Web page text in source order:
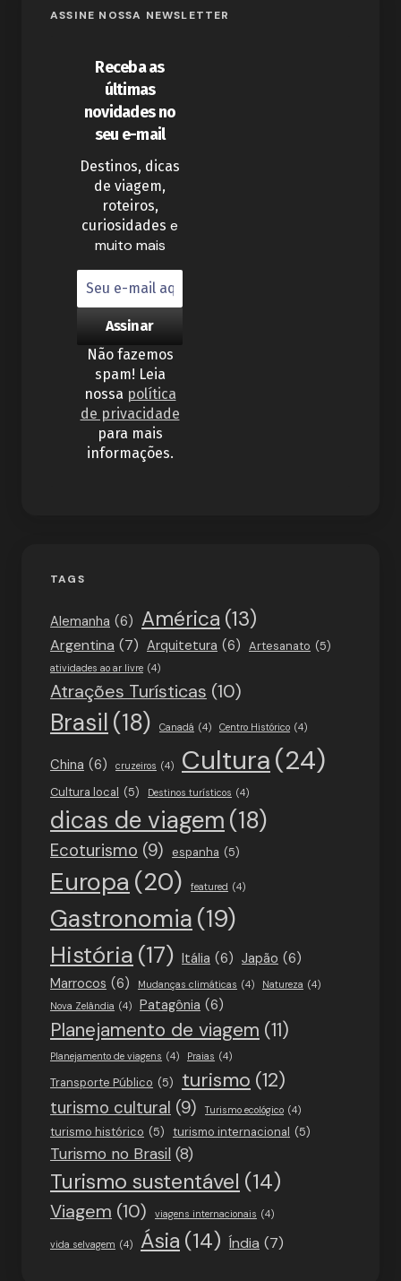
ASSINE NOSSA NEWSLETTER
Receba as
últimas
novidades no
seu e-mail
Destinos, dicas
de viagem,
roteiros,
curiosidades e
muito mais
Não fazemos
spam! Leia
nossa política
de privacidade
para mais
informações.
TAGS
Alemanha (6) América (13)
Argentina (7) Arquitetura (6) Artesanato (5)
atividades ao ar livre (4)
Atrações Turísticas (10)
Brasil (18) Canadá (4) Centro Histórico (4)
China (6) cruzeiros (4) Cultura(24)
Cultura local (5) Destinos turísticos (4)
dicas de viagem (18)
Ecoturismo (9) espanha (5)
Europa (20) featured (4)
Gastronomia (19)
História (17) Itália (6) Japão (6)
Marrocos (6) Mudanças climáticas (4) Natureza (4)
Nova Zelândia (4) Patagônia (6)
Planejamento de viagem (11)
Planejamento de viagens (4) Praias (4)
Transporte Público (5) turismo (12)
turismo cultural (9) Turismo ecológico (4)
turismo histórico (5) turismo internacional (5)
Turismo no Brasil (8)
Turismo sustentável (14)
Viagem (10) viagens internacionais (4)
vida selvagem (4) Ásia (14) Índia (7)